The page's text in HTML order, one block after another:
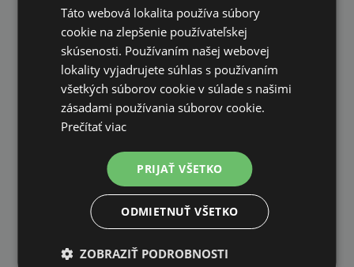
na všetky objednávky od 200€ vrátane DPH.
RÝCHLE DODANIE
Táto webová lokalita používa súbory
cookie na zlepšenie používateľskej
skúsenosti. Používaním našej webovej
lokality vyjadrujete súhlas s používaním
všetkých súborov cookie v súlade s našimi
zásadami používania súborov cookie.
Prečítať viac
PRIJAŤ VŠETKO
ODMIETNUŤ VŠETKO
ZOBRAZIŤ PODROBNOSTI